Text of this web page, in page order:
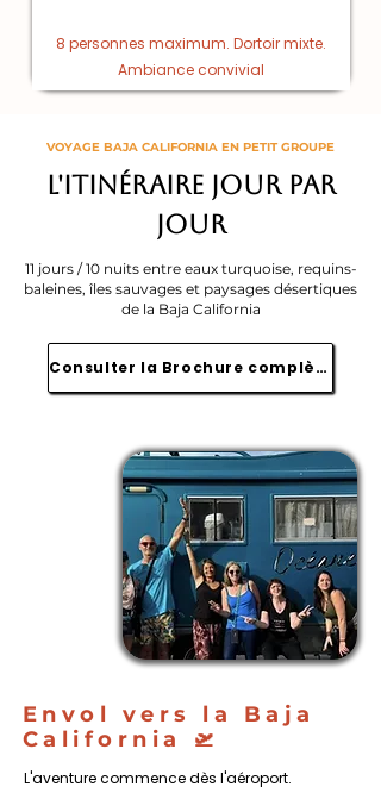
8 personnes maximum. Dortoir mixte.
Ambiance convivial
VOYAGE BAJA CALIFORNIA EN PETIT GROUPE
L'itinéraire jour par
jour
11 jours / 10 nuits entre eaux turquoise, requins-
baleines, îles sauvages et paysages désertiques
de la Baja California
Consulter la Brochure complète
Envol vers la Baja
California 🛫
L'aventure commence dès l'aéroport.